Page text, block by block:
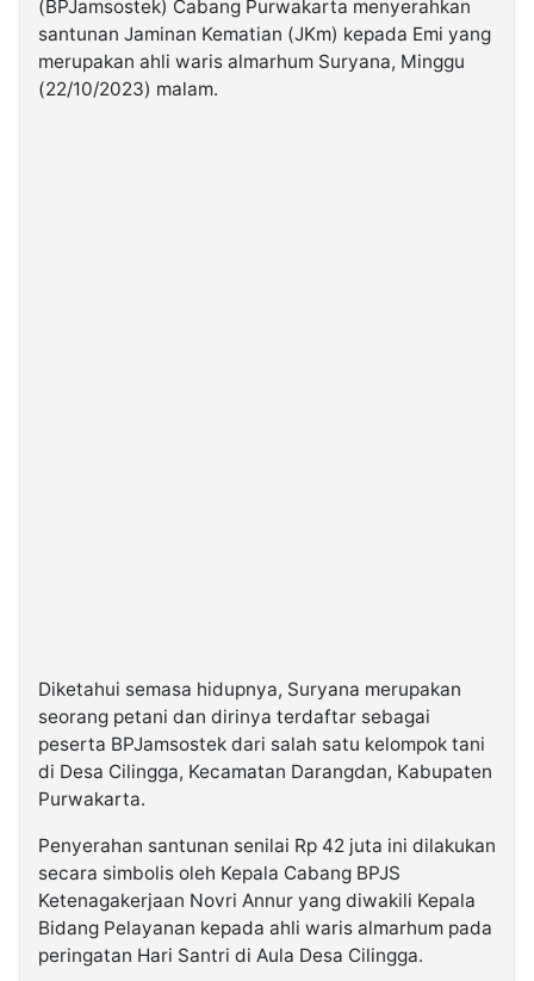
Kabarbaru.co
2026
(BPJamsostek) Cabang Purwakarta menyerahkan
santunan Jaminan Kematian (JKm) kepada Emi yang
merupakan ahli waris almarhum Suryana, Minggu
(22/10/2023) malam.
Diketahui semasa hidupnya, Suryana merupakan
seorang petani dan dirinya terdaftar sebagai
peserta BPJamsostek dari salah satu kelompok tani
di Desa Cilingga, Kecamatan Darangdan, Kabupaten
Purwakarta.
Penyerahan santunan senilai Rp 42 juta ini dilakukan
secara simbolis oleh Kepala Cabang BPJS
Ketenagakerjaan Novri Annur yang diwakili Kepala
Bidang Pelayanan kepada ahli waris almarhum pada
peringatan Hari Santri di Aula Desa Cilingga.